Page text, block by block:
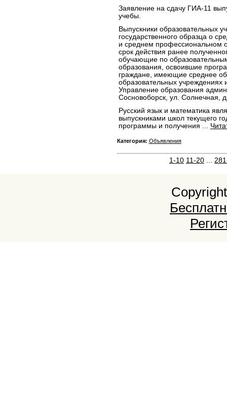
Заявление на сдачу ГИА-11
учебы.
Выпускники образовательных
государственного образца о
и среднем профессиональном
срок действия ранее
обучающие по
образования, освоившие
граждане, имеющие среднее
образовательных учреждениях
Управление образования
Сосновоборск, ул. Солнечная,
Русский язык и математика
выпускниками школ текущего
программы и получения
Категория: Объявления
1-10 11-20